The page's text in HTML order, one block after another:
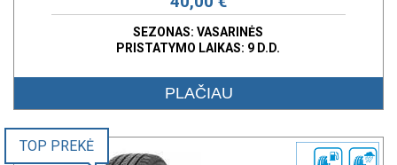
SEZONAS: VASARINĖS
PRISTATYMO LAIKAS: 9 D.D.
PLAČIAU
TOP PREKĖ